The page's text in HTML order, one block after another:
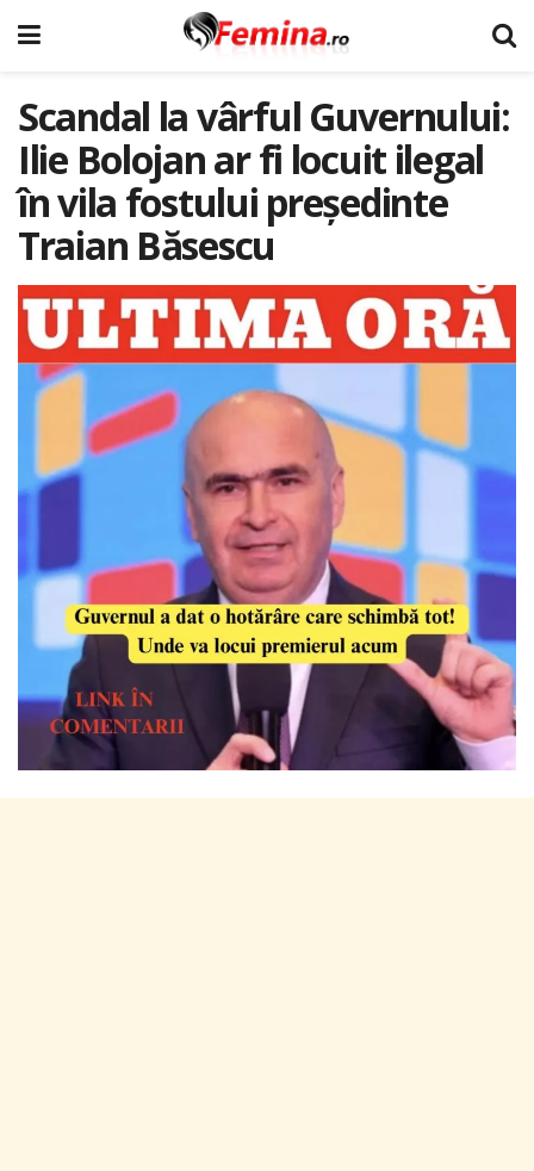
Scandal la vârful Guvernului:
Ilie Bolojan ar fi locuit ilegal
în vila fostului președinte
Traian Băsescu